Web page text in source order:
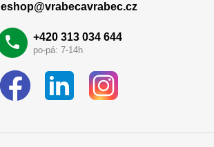
eshop@vrabecavrabec.cz
+420 313 034 644
po-pá: 7-14h